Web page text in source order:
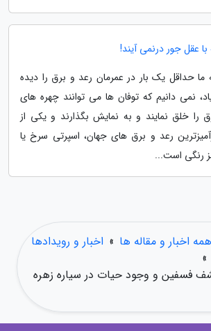
عقل جور درنمی آیند!
ما حداقل یک بار در عمرمان رعد و برق را دیده
نمی دانیم که توفان ها می توانند چهره های
را خلق نمایند و به نمایش بگذارند و یکی از
رعد و برق های جهان، اسپرتی سرخ یا
رنگی است...
همه اخبار و مقاله ها » اخبار و رویدادها
»
فسفین و وجود حیات در سیاره زهره